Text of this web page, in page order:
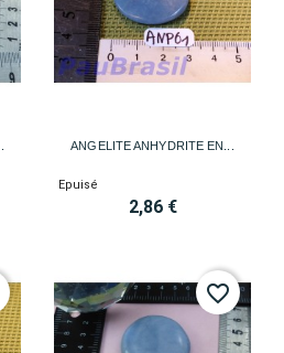
ANGELITE ANHYDRITE EN...
Epuisé
2,86 €
favorite_border